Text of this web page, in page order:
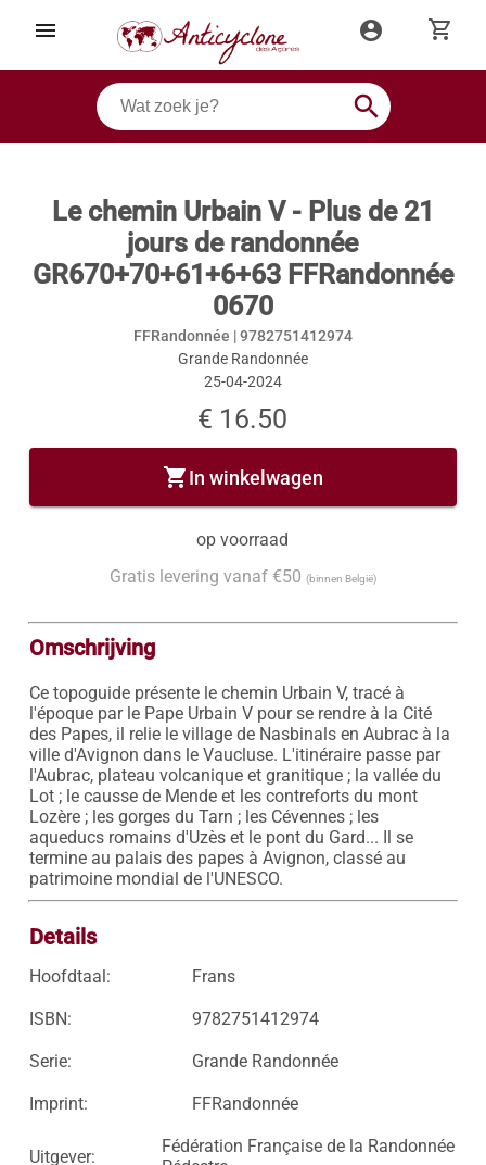
menu account_circle shopping_cart
search
Le chemin Urbain V - Plus de 21
jours de randonnée
GR670+70+61+6+63 FFRandonnée
0670
FFRandonnée |9782751412974
Grande Randonnée
25-04-2024
€ 16.50
shopping_cartIn winkelwagen
op voorraad
Gratis levering vanaf €50 (binnen België)
Omschrijving
Ce topoguide présente le chemin Urbain V, tracé à
l'époque par le Pape Urbain V pour se rendre à la Cité
des Papes, il relie le village de Nasbinals en Aubrac à la
ville d'Avignon dans le Vaucluse. L'itinéraire passe par
l'Aubrac, plateau volcanique et granitique ; la vallée du
Lot ; le causse de Mende et les contreforts du mont
Lozère ; les gorges du Tarn ; les Cévennes ; les
aqueducs romains d'Uzès et le pont du Gard... Il se
termine au palais des papes à Avignon, classé au
patrimoine mondial de l'UNESCO.
Details
Hoofdtaal: Frans
ISBN: 9782751412974
Serie: Grande Randonnée
Imprint: FFRandonnée
Uitgever:
Fédération Française de la Randonnée